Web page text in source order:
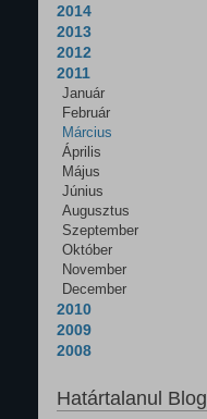
2014
2013
2012
2011
Január
Február
Március
Április
Május
Június
Augusztus
Szeptember
Október
November
December
2010
2009
2008
Határtalanul Blog